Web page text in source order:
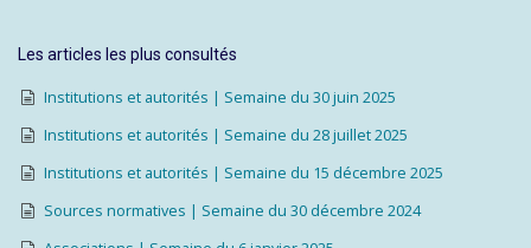
Les articles les plus consultés
Institutions et autorités | Semaine du 30 juin 2025
Institutions et autorités | Semaine du 28 juillet 2025
Institutions et autorités | Semaine du 15 décembre 2025
Sources normatives | Semaine du 30 décembre 2024